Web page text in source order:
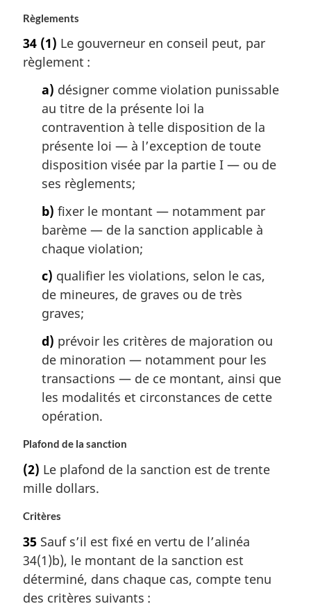
Règlements
34 (1) Le gouverneur en conseil peut, par
règlement :
a) désigner comme violation punissable
au titre de la présente loi la
contravention à telle disposition de la
présente loi — à l’exception de toute
disposition visée par la partie I — ou de
ses règlements;
b) fixer le montant — notamment par
barème — de la sanction applicable à
chaque violation;
c) qualifier les violations, selon le cas,
de mineures, de graves ou de très
graves;
d) prévoir les critères de majoration ou
de minoration — notamment pour les
transactions — de ce montant, ainsi que
les modalités et circonstances de cette
opération.
Plafond de la sanction
(2) Le plafond de la sanction est de trente
mille dollars.
Critères
35 Sauf s’il est fixé en vertu de l’alinéa
34(1)b), le montant de la sanction est
déterminé, dans chaque cas, compte tenu
des critères suivants :